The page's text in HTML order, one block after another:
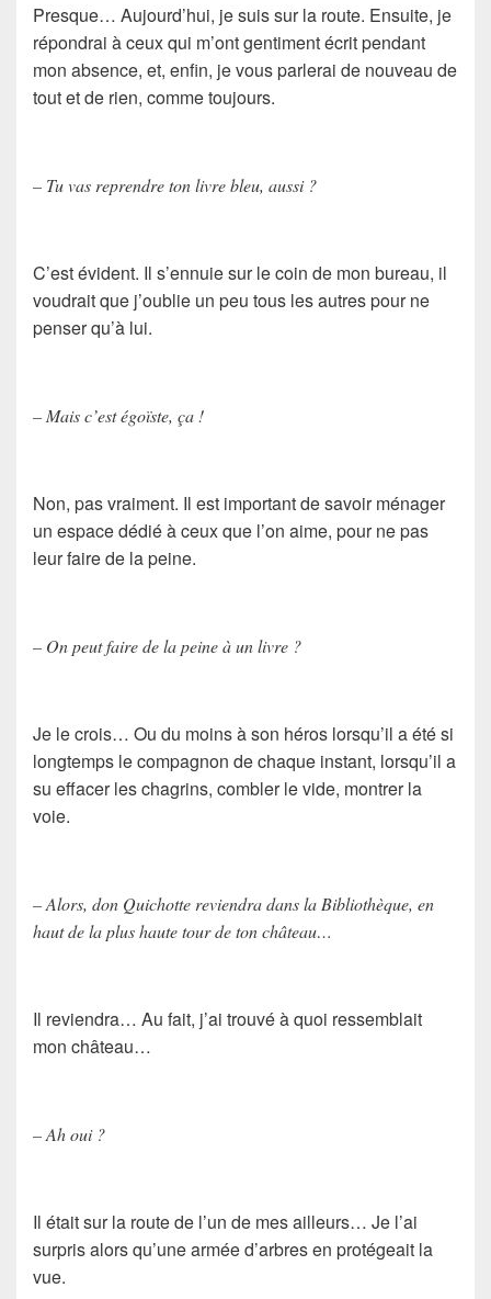
Presque… Aujourd’hui, je suis sur la route. Ensuite, je
répondrai à ceux qui m’ont gentiment écrit pendant
mon absence, et, enfin, je vous parlerai de nouveau de
tout et de rien, comme toujours.
– Tu vas reprendre ton livre bleu, aussi ?
C’est évident. Il s’ennuie sur le coin de mon bureau, il
voudrait que j’oublie un peu tous les autres pour ne
penser qu’à lui.
– Mais c’est égoïste, ça !
Non, pas vraiment. Il est important de savoir ménager
un espace dédié à ceux que l’on aime, pour ne pas
leur faire de la peine.
– On peut faire de la peine à un livre ?
Je le crois… Ou du moins à son héros lorsqu’il a été si
longtemps le compagnon de chaque instant, lorsqu’il a
su effacer les chagrins, combler le vide, montrer la
voie.
– Alors, don Quichotte reviendra dans la Bibliothèque, en
haut de la plus haute tour de ton château…
Il reviendra… Au fait, j’ai trouvé à quoi ressemblait
mon château…
– Ah oui ?
Il était sur la route de l’un de mes ailleurs… Je l’ai
surpris alors qu’une armée d’arbres en protégeait la
vue.